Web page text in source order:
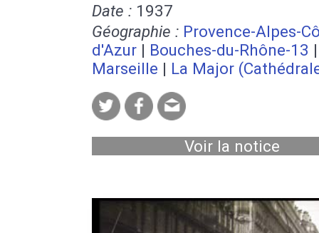
Date : 1937
Géographie : Provence-Alpes-
d'Azur | Bouches-du-Rhône-13 |
Marseille | La Major
Voir la notice